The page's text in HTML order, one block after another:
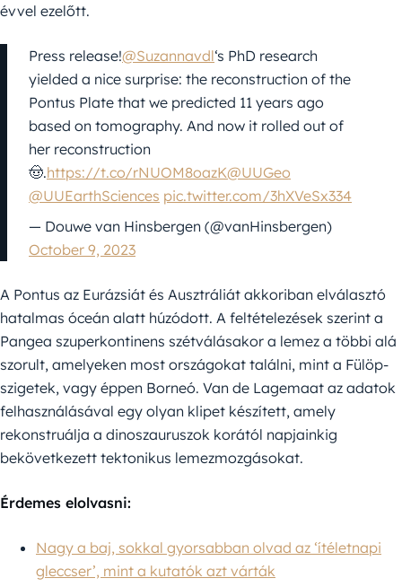
évvel ezelőtt.
Press release!@Suzannavdl‘s PhD research
yielded a nice surprise: the reconstruction of the
Pontus Plate that we predicted 11 years ago
based on tomography. And now it rolled out of
her reconstruction
🤠.https://t.co/rNUOM8oazK@UUGeo
@UUEarthSciences pic.twitter.com/3hXVeSx334
— Douwe van Hinsbergen (@vanHinsbergen)
October 9, 2023
A Pontus az Eurázsiát és Ausztráliát akkoriban elválasztó
hatalmas óceán alatt húzódott. A feltételezések szerint a
Pangea szuperkontinens szétválásakor a lemez a többi alá
szorult, amelyeken most országokat találni, mint a Fülöp-
szigetek, vagy éppen Borneó. Van de Lagemaat az adatok
felhasználásával egy olyan klipet készített, amely
rekonstruálja a dinoszauruszok korától napjainkig
bekövetkezett tektonikus lemezmozgásokat.
Érdemes elolvasni:
Nagy a baj, sokkal gyorsabban olvad az ‘ítéletnapi
gleccser’, mint a kutatók azt várták